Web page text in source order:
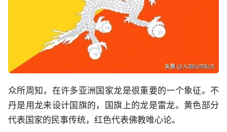
众所周知，在许多亚洲国家龙是很重要的一个象征。不
丹是用龙来设计国旗的，国旗上的龙是雷龙。黄色部分
代表国家的民事传统，红色代表佛教唯心论。